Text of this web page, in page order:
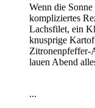
Wenn die
kompliziertes
Lachsfilet, ein
knusprige
Zitronenpfeffer-
lauen Abend
...